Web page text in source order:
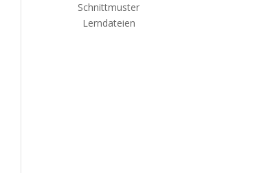
Schnittmuster
Lerndateien